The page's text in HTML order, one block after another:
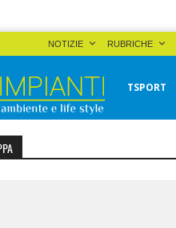
NOTIZIE RUBRICHE
TSPORT